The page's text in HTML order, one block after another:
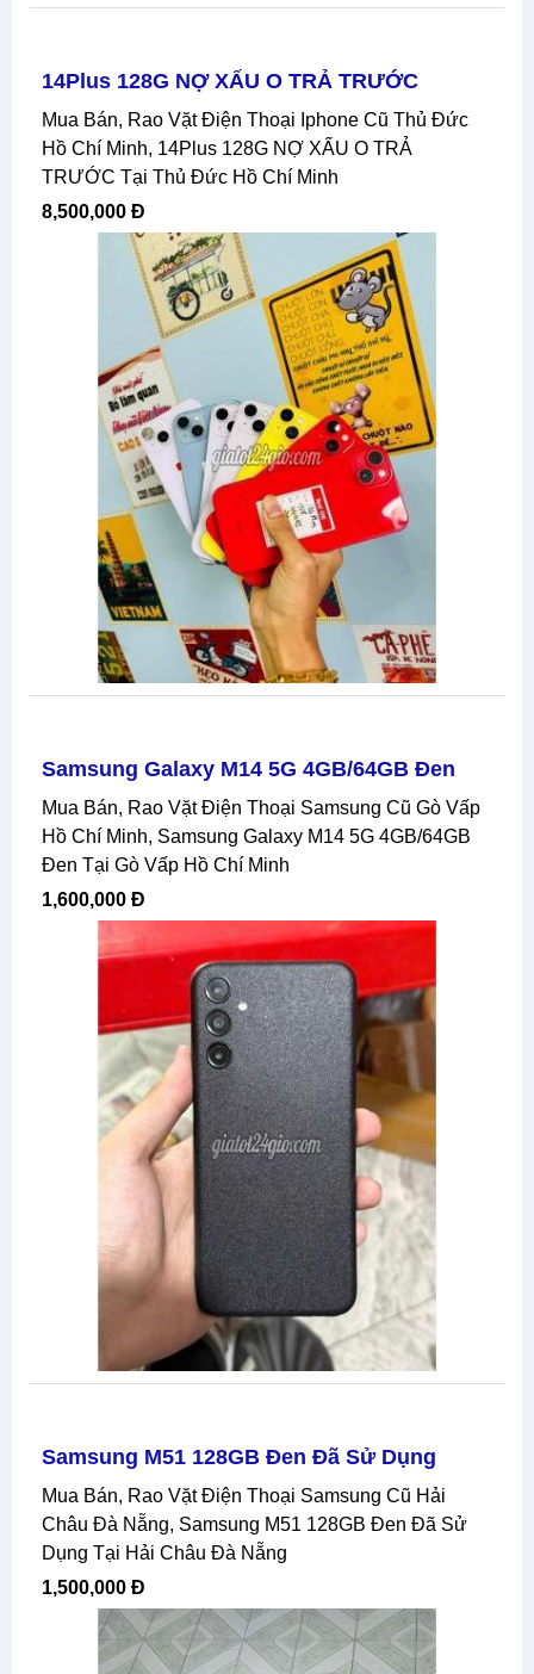
14Plus 128G NỢ XẤU O TRẢ TRƯỚC
Mua Bán, Rao Vặt Điện Thoại Iphone Cũ Thủ Đức
Hồ Chí Minh, 14Plus 128G NỢ XẤU O TRẢ
TRƯỚC Tại Thủ Đức Hồ Chí Minh
8,500,000 Đ
Samsung Galaxy M14 5G 4GB/64GB Đen
Mua Bán, Rao Vặt Điện Thoại Samsung Cũ Gò Vấp
Hồ Chí Minh, Samsung Galaxy M14 5G 4GB/64GB
Đen Tại Gò Vấp Hồ Chí Minh
1,600,000 Đ
Samsung M51 128GB Đen Đã Sử Dụng
Mua Bán, Rao Vặt Điện Thoại Samsung Cũ Hải
Châu Đà Nẵng, Samsung M51 128GB Đen Đã Sử
Dụng Tại Hải Châu Đà Nẵng
1,500,000 Đ